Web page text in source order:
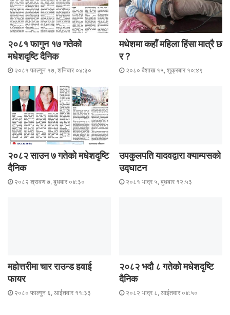
२०८१ फागुन १७ गतेकाे
मधेशदृष्टि दैनिक
२०८१ फाल्गुन १७, शनिबार ०४:३०
मधेशमा कहाँ महिला हिंसा मात्रै छ
र ?
२०८० बैशाख १५, शुक्रबार १०:४९
२०८२ साउन ७ गतेकाे मधेशदृष्टि
दैनिक
२०८२ श्रावण ७, बुधबार ०४:३०
उपकुलपति यादवद्वारा क्याम्पसको
उद्घाटन
२०८१ भाद्र ५, बुधबार १२:५३
महोत्तरीमा चार राउन्ड हवाई
फायर
२०८० फाल्गुन ६, आईतवार ११:३३
२०८२ भदौ ८ गतेको मधेशदृष्टि
दैनिक
२०८२ भाद्र ८, आईतवार ०४:५०